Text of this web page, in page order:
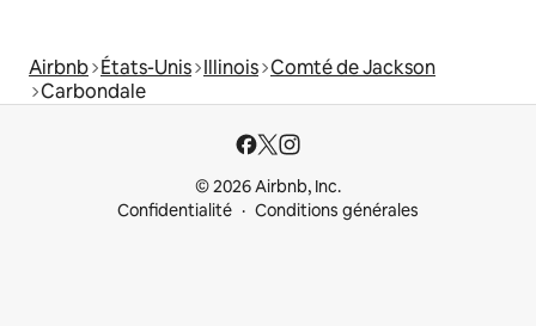
Airbnb États-Unis Illinois Comté de Jackson
Carbondale
© 2026 Airbnb, Inc.
Confidentialité
Conditions générales